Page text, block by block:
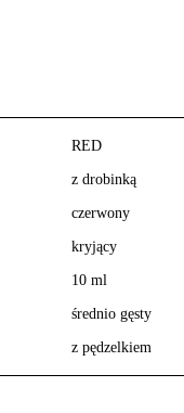
RED
z drobinką
czerwony
kryjący
10 ml
średnio gęsty
z pędzelkiem